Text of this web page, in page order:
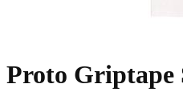
Proto Griptape